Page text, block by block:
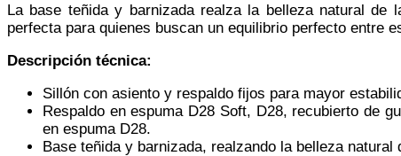
La base teñida y barnizada realza la belleza natural de
perfecta para quienes buscan un equilibrio perfecto entre
Descripción técnica:
Sillón con asiento y respaldo fijos para mayor
Respaldo en espuma D28 Soft, D28, recubierto de
en espuma D28.
Base teñida y barnizada, realzando la belleza natural